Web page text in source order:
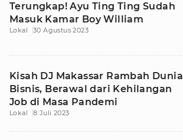
Terungkap! Ayu Ting Ting Sudah
Masuk Kamar Boy William
Lokal 30 Agustus 2023
Kisah DJ Makassar Rambah Dunia
Bisnis, Berawal dari Kehilangan
Job di Masa Pandemi
Lokal 8 Juli 2023